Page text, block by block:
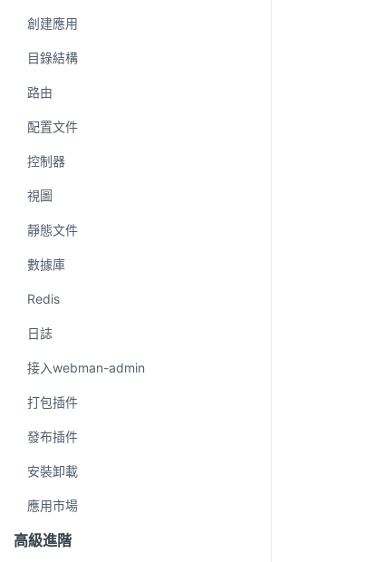
創建應用
目錄結構
路由
配置文件
控制器
視圖
靜態文件
數據庫
Redis
日誌
接入webman-admin
打包插件
發布插件
安裝卸載
應用市場
高級進階